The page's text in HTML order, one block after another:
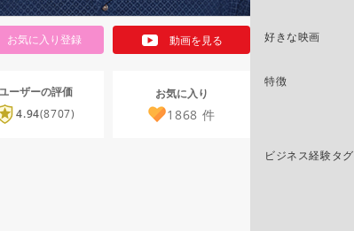
お気に入り登録 動画を見る
ーザーの評価
4.94(8707)
お気に入り
1868 件
好きな映画
特徴
ビジネス経験タグ